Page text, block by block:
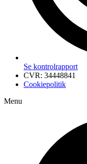
Se kontrolrapport
CVR: 34448841
Cookiepolitik
Menu